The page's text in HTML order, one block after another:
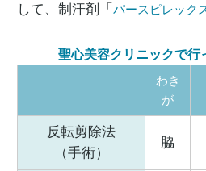
して、制汗剤「 パースピレック
聖心美容クリニックで行
わき
が
反転剪除法
（手術）
脇